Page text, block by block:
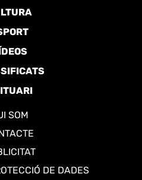
SOM
DE DADES